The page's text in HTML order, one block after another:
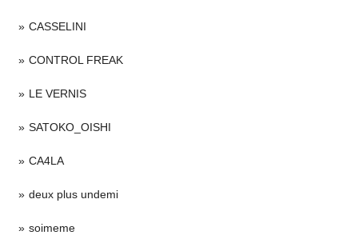
CASSELINI
CONTROL FREAK
LE VERNIS
SATOKO_OISHI
CA4LA
deux plus undemi
soimeme